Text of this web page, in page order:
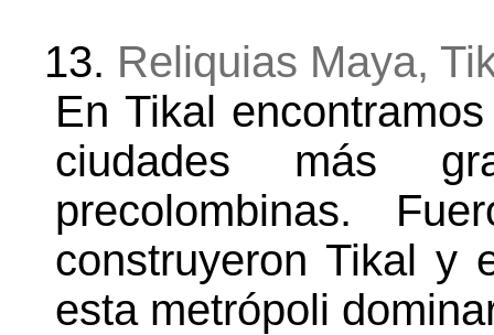
13. Reliquias Maya,
En Tikal
ciudades más
precolombinas.
construyeron Tikal y
esta metrópoli